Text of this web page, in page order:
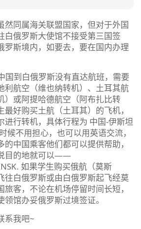
然同属海关联盟国家，但对于外国
白俄罗斯大使馆不接受第三国签
罗斯境内，如要去，要在国内办理
国到白俄罗斯没有直达航班，需要
利航空（维也纳转机）、土耳其航
）或阿提哈德航空（阿布扎比转
好购买土航（土耳其）的飞机，
进行转机，具体行程为 中国-伊斯坦
候不用担心，也可以用英语交流，
中国乘客他们都可以提供帮助，
目的地就可以——
如果学生购买俄航（莫斯
往白俄罗斯或由白俄罗斯起飞经莫
客，不论在机场停留时间长短，
馆办妥俄罗斯过境签证。
系我吧~